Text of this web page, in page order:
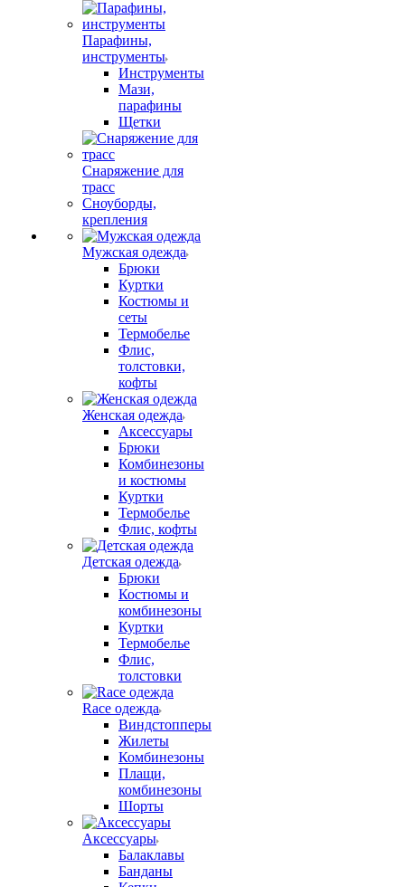
Парафины,
инструменты
Инструменты
Мази,
парафины
Щетки
Снаряжение для
трасс
Сноуборды,
крепления
Мужская одежда
Брюки
Куртки
Костюмы и
сеты
Термобелье
Флис,
толстовки,
кофты
Женская одежда
Аксессуары
Брюки
Комбинезоны
и костюмы
Куртки
Термобелье
Флис, кофты
Детская одежда
Брюки
Костюмы и
комбинезоны
Куртки
Термобелье
Флис,
толстовки
Race одежда
Виндстопперы
Жилеты
Комбинезоны
Плащи,
комбинезоны
Шорты
Аксессуары
Балаклавы
Банданы